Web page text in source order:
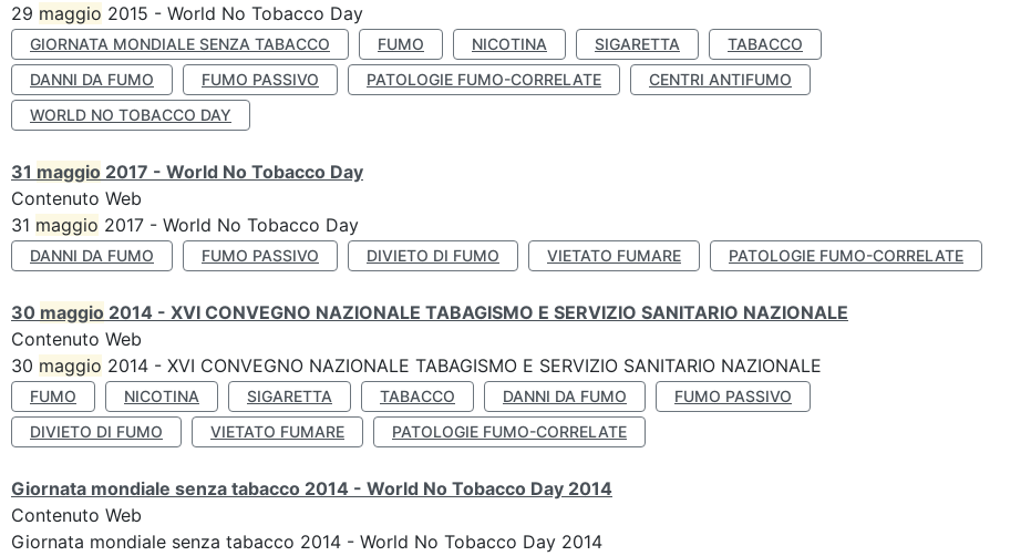
29 maggio 2015 - World No Tobacco Day
GIORNATA MONDIALE SENZA TABACCO FUMO NICOTINA SIGARETTA
TABACCO
DANNI DA FUMO
FUMO PASSIVO PATOLOGIE FUMO-CORRELATE
CENTRI ANTIFUMO
WORLD NO TOBACCO DAY
31 maggio 2017 - World No Tobacco Day
Contenuto Web
31 maggio 2017 - World No Tobacco Day
DANNI DA FUMO FUMO PASSIVO DIVIETO DI FUMO VIETATO FUMARE PATOLOGIE FUMO-CORRELATE
30 maggio 2014 - XVI CONVEGNO NAZIONALE TABAGISMO E SERVIZIO SANITARIO NAZIONALE
Contenuto Web
30 maggio 2014 - XVI CONVEGNO NAZIONALE TABAGISMO E SERVIZIO SANITARIO NAZIONALE
FUMO NICOTINA SIGARETTA TABACCO DANNI DA FUMO
FUMO PASSIVO
DIVIETO DI FUMO
VIETATO FUMARE PATOLOGIE FUMO-CORRELATE
Giornata mondiale senza tabacco 2014 - World No Tobacco Day 2014
Contenuto Web
Giornata mondiale senza tabacco 2014 - World No Tobacco Day 2014